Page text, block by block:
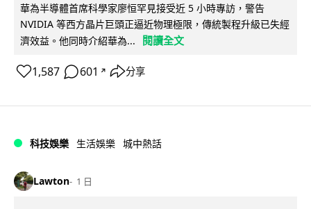
華為半導體首席科學家廖恒罕見接受近 5 小時專訪，警告
NVIDIA 等西方晶片巨頭正逼近物理極限，傳統製程升級已失經
濟效益。他同時介紹華為...
閱讀全文
1,587 601 ↗ 分享
科技娛樂 生活娛樂 城中熱話
Lawton 1 日